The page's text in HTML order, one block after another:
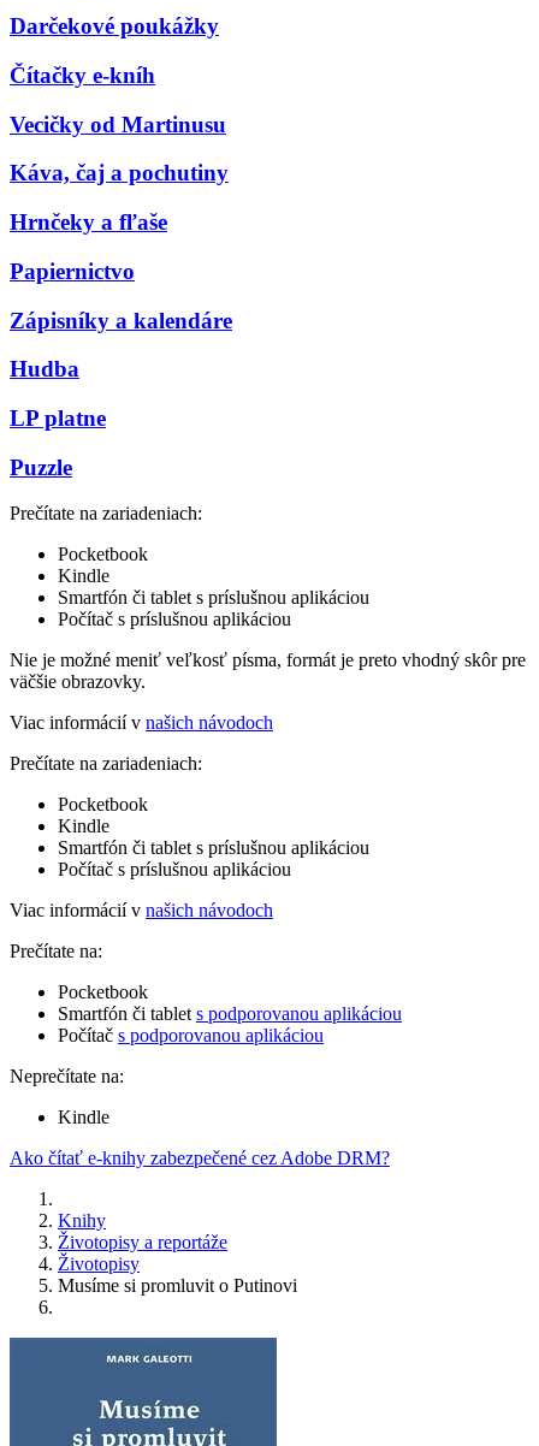
Darčekové poukážky
Čítačky e-kníh
Vecičky od Martinusu
Káva, čaj a pochutiny
Hrnčeky a fľaše
Papiernictvo
Zápisníky a kalendáre
Hudba
LP platne
Puzzle
Prečítate na zariadeniach:
Pocketbook
Kindle
Smartfón či tablet s príslušnou aplikáciou
Počítač s príslušnou aplikáciou
Nie je možné meniť veľkosť písma, formát je preto vhodný skôr pre
väčšie obrazovky.
Viac informácií v našich návodoch
Prečítate na zariadeniach:
Pocketbook
Kindle
Smartfón či tablet s príslušnou aplikáciou
Počítač s príslušnou aplikáciou
Viac informácií v našich návodoch
Prečítate na:
Pocketbook
Smartfón či tablet s podporovanou aplikáciou
Počítač s podporovanou aplikáciou
Neprečítate na:
Kindle
Ako čítať e-knihy zabezpečené cez Adobe DRM?
Knihy
Životopisy a reportáže
Životopisy
Musíme si promluvit o Putinovi